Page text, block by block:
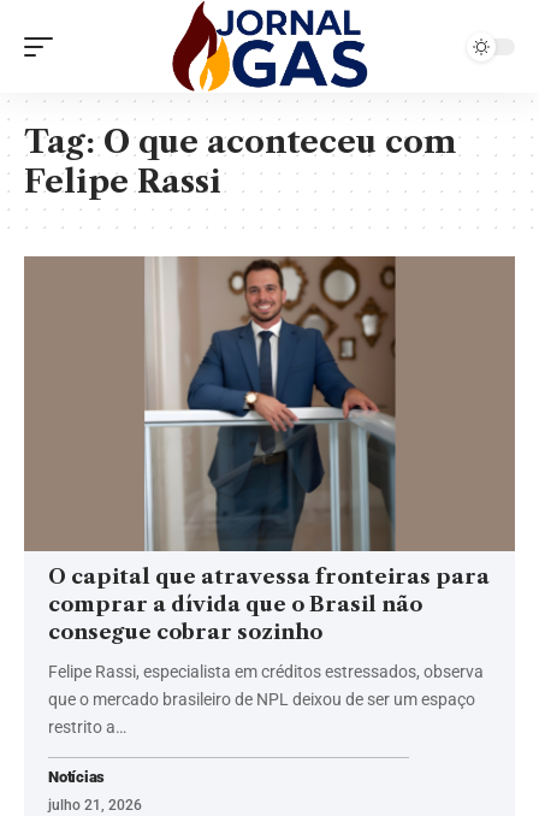
Tag:O que aconteceu com
Felipe Rassi
O capital que atravessa fronteiras para
comprar a dívida que o Brasil não
consegue cobrar sozinho
Felipe Rassi, especialista em créditos estressados, observa
que o mercado brasileiro de NPL deixou de ser um espaço
restrito a…
Notícias
julho 21, 2026